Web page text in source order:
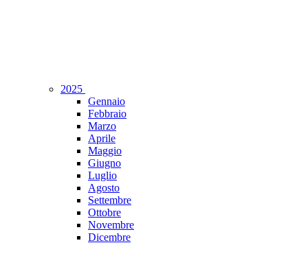
2025
Gennaio
Febbraio
Marzo
Aprile
Maggio
Giugno
Luglio
Agosto
Settembre
Ottobre
Novembre
Dicembre